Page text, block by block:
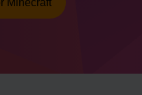
Minecraft